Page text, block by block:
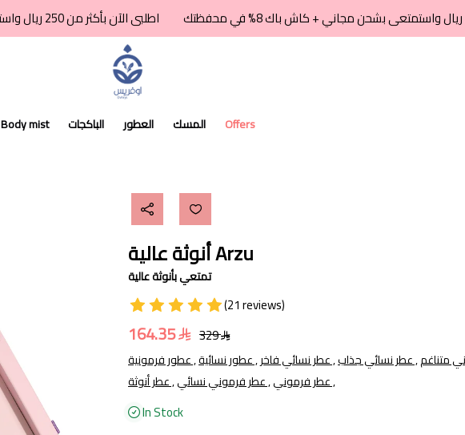
اطلبى الآن بأكثر من 250 ريال واستمتعى بشحن مجاني + كاش باك 8% في محفظتك
اوفريس للعطور
Body mist الباكجات العطور المسك Offers
أنوثة عالية Arzu
تمتعي بأنوثة عالية
(21 reviews)
164.35 329
عطور فرمونية , عطور نسائية , عطر نسائي فاخر , عطر نسائي جذاب ,
عطر أنوثة ,
عطر فرموني نسائي , عطر فرموني ,
In Stock